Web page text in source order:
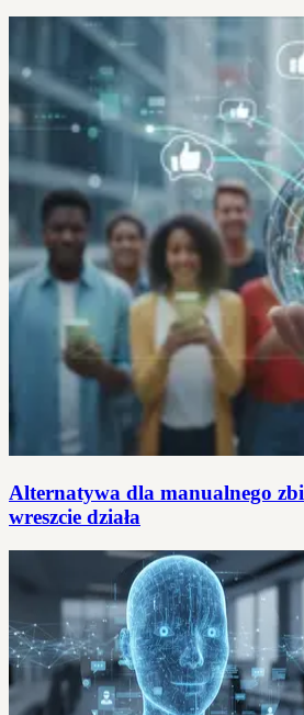
Alternatywa dla manualnego
wreszcie działa